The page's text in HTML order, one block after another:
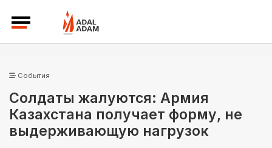
События
Солдаты жалуются: Армия
Казахстана получает форму, не
выдерживающую нагрузок